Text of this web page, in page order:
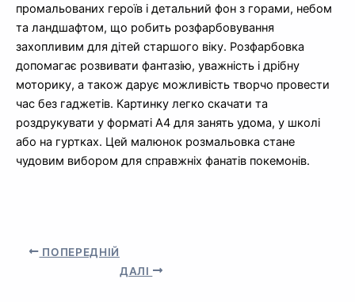
промальованих героїв і детальний фон з горами, небом
та ландшафтом, що робить розфарбовування
захопливим для дітей старшого віку. Розфарбовка
допомагає розвивати фантазію, уважність і дрібну
моторику, а також дарує можливість творчо провести
час без гаджетів. Картинку легко скачати та
роздрукувати у форматі A4 для занять удома, у школі
або на гуртках. Цей малюнок розмальовка стане
чудовим вибором для справжніх фанатів покемонів.
ПОПЕРЕДНІЙ
ДАЛІ